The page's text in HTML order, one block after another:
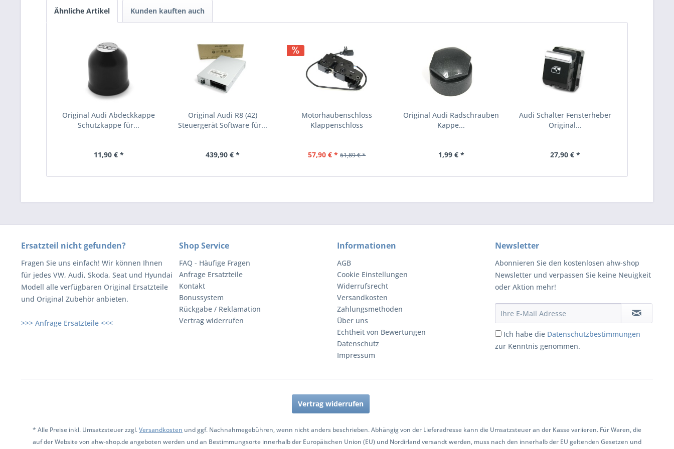
Ähnliche Artikel Kunden kauften auch
Original Audi Abdeckkappe
Schutzkappe für...
11,90 € *
Original Audi R8 (42)
Steuergerät Software für...
439,90 € *
Motorhaubenschloss
Klappenschloss
57,90 € * 61,89 € *
Original Audi Radschrauben
Kappe...
1,99 € *
Audi Schalter Fensterheber
Original...
27,90 € *
Ersatzteil nicht gefunden?
Fragen Sie uns einfach! Wir können Ihnen
für jedes VW, Audi, Skoda, Seat und Hyundai
Modell alle verfügbaren Original Ersatzteile
und Original Zubehör anbieten.
>>> Anfrage Ersatzteile <<<
Shop Service
FAQ - Häufige Fragen
Anfrage Ersatzteile
Kontakt
Bonussystem
Rückgabe / Reklamation
Vertrag widerrufen
Informationen
AGB
Cookie Einstellungen
Widerrufsrecht
Versandkosten
Zahlungsmethoden
Über uns
Echtheit von Bewertungen
Datenschutz
Impressum
Newsletter
Abonnieren Sie den kostenlosen ahw-shop
Newsletter und verpassen Sie keine Neuigkeit
oder Aktion mehr!
Ich habe die Datenschutzbestimmungen
zur Kenntnis genommen.
Vertrag widerrufen
* Alle Preise inkl. Umsatzsteuer zzgl.Versandkosten und ggf. Nachnahmegebühren, wenn nicht anders beschrieben. Abhängig von der Lieferadresse kann die Umsatzsteuer an der Kasse variieren. Für Waren, die
auf der Website von ahw-shop.de angeboten werden und an Bestimmungsorte innerhalb der Europäischen Union (EU) und Nordirland versandt werden, muss nach den innerhalb der EU geltenden Gesetzen und